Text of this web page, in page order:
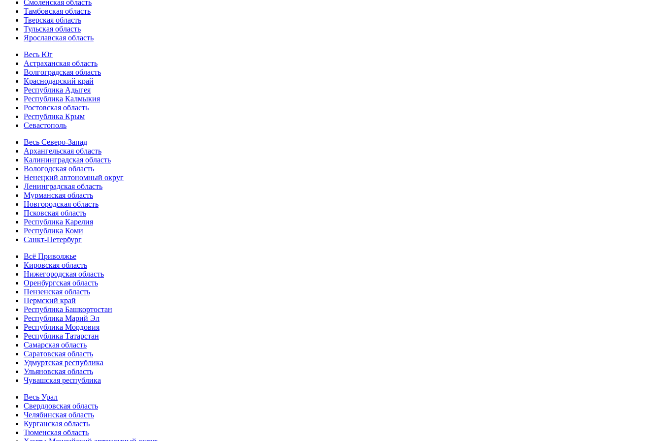
Смоленская область
Тамбовская область
Тверская область
Тульская область
Ярославская область
Весь Юг
Астраханская область
Волгоградская область
Краснодарский край
Республика Адыгея
Республика Калмыкия
Ростовская область
Республика Крым
Севастополь
Весь Северо-Запад
Архангельская область
Калининградская область
Вологодская область
Ненецкий автономный округ
Ленинградская область
Мурманская область
Новгородская область
Псковская область
Республика Карелия
Республика Коми
Санкт-Петербург
Всё Приволжье
Кировская область
Нижегородская область
Оренбургская область
Пензенская область
Пермский край
Республика Башкортостан
Республика Марий Эл
Республика Мордовия
Республика Татарстан
Самарская область
Саратовская область
Удмуртская республика
Ульяновская область
Чувашская республика
Весь Урал
Свердловская область
Челябинская область
Курганская область
Тюменская область